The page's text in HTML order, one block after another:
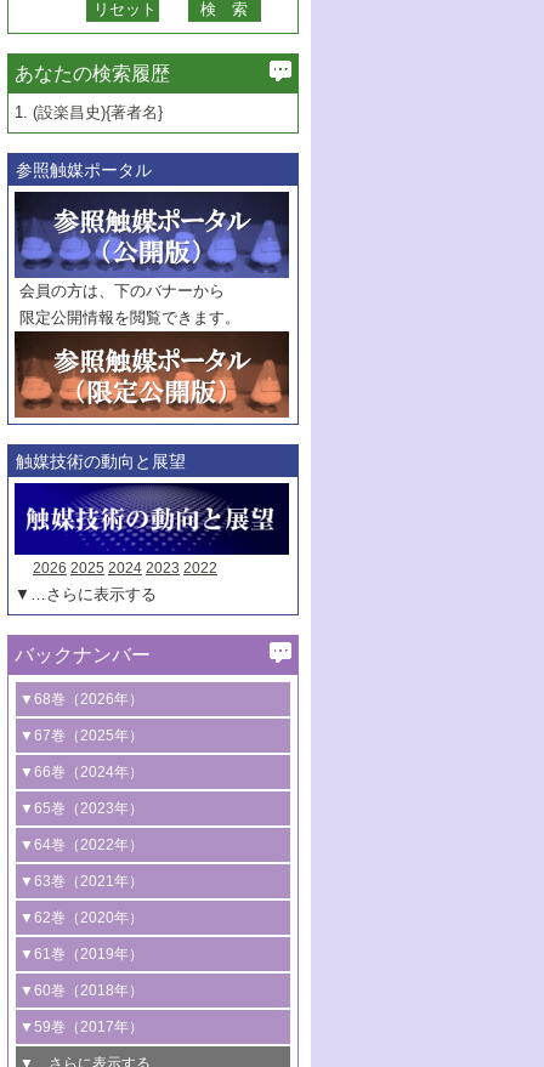
あなたの検索履歴
1. (設楽昌史){著者名}
参照触媒ポータル
会員の方は、下のバナーから
限定公開情報を閲覧できます。
触媒技術の動向と展望
2026 2025 2024 2023 2022
▼…さらに表示する
バックナンバー
▼68巻（2026年）
1号 過酸化水素合成に関する研究動向
2号 コンピューター技術により加速する
触媒開発
3号 有機分子変換やCO 資源化のための
光触媒に関する最近の研究
B号 第137回触媒討論会（2026年）
▼67巻（2025年）
1号 CO
水素化によるグリーン燃料/グリ
ーンケミカル製造
2号 水素製造のための水分解技術に関す
る最近の研究
3号 オレフィン系樹脂の精密合成に関す
る最新技術
4号 アルコール類の効率的変換を実現す
る非貴金属触媒の研究動向
5号 ゼオライトの合成と応用における研
究動向
▼66巻（2024年）
1号 低次元ナノ構造を有する触媒材料
2号 規制反応場を活用した固体触媒研究
の新展開
3号 未踏分子変換を目指した酸化触媒プ
ロセスの最前線
4号 シンクロトロン放射光および中性子
線を利用した触媒解析技術の最先端
5号 単原子触媒
6号 参照触媒委員会からのお知らせ
▼65巻（2023年）
1号 炭素が関わる触媒機能
2号 プラスチックケミカルリサイクルの
ための触媒技術
3号 非酸化物系金属化合物を基盤とした
触媒材料の開発
4号 格子酸素・格子酸素欠陥を利用した
触媒反応
5号 生体触媒によるエネルギー変換反応
▼64巻（2022年）
1号 合成ガス製造とCOを用いるケミカル
ズ合成の最新動向
2号 化学品合成のための合金触媒開発
3号 CO の排出削減および有効活用のた
めの触媒技術
4号 若手による情報発信企画～とびたて
▼63巻（2021年）
1号 金触媒の新展開
2号 ペロブスカイト
3号 特殊反応場を利用した触媒的分子変
換反応
4号 多孔質材料を用いた触媒の新展開
▼62巻（2020年）
1号 触媒設計を拓く欠陥構造のキャラク
タリゼーション
2号 機能化学品製造に資するクリーンな
触媒的酸化反応
▼61巻（2019年）
1号 物質移動制御に着目した触媒プロセ
ス開発
2号 CO2 フリー水素サプライチェーンに
▼60巻（2018年）
1号 固体酸触媒の最新の研究動向
2号 二酸化炭素からの有用化学品合成
▼59巻（2017年）
1号 いたるところに，触媒
▼…さらに表示する